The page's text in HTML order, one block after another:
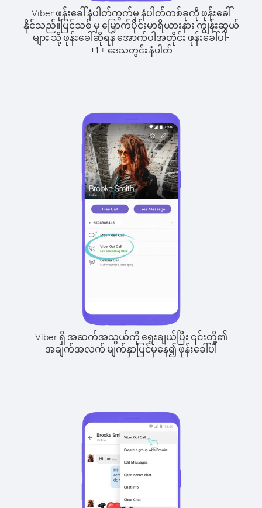
Viber ဖုန်းခေါ်နံပါတ်ကွက်မှ နံပါတ်တစ်ခုကို ဖုန်းခေါ်
နိုင်သည်။ပြင်သစ် မှ မြောက်ပိုင်းမာရိယားနား ကျွန်းဆွယ်
များ သို့ ဖုန်းခေါ်ဆိုရန် အောက်ပါအတိုင်း ဖုန်းခေါ်ပါ-
+1+ ဒေသတွင်း နံပါတ်
Viber ရှိ အဆက်အသွယ်ကို ရွေးချယ်ပြီး ၎င်းတို့၏
အချက်အလက် မျက်နှာပြင်မှနေ၍ ဖုန်းခေါ်ပါ